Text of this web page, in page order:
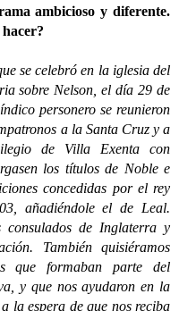
ambicioso y diferente.
se celebró en la iglesia del
sobre Nelson, el día 29 de
personero se reunieron
a la Santa Cruz y a
de Villa Exenta con
los títulos de Noble e
concedidas por el rey
añadiéndole el de Leal.
consulados de Inglaterra y
También quisiéramos
que formaban parte del
y que nos ayudaron en la
la espera de que nos reciba